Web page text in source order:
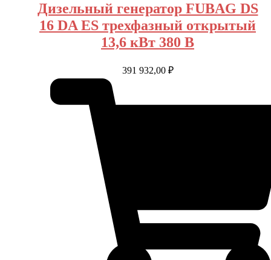
Дизельный генератор FUBAG DS
16 DA ES трехфазный открытый
13,6 кВт 380 В
391 932,00 ₽